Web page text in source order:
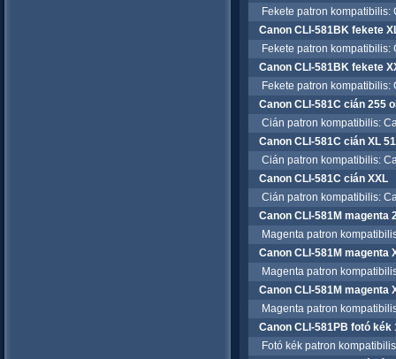
Fekete patron kompatibilis:
Canon CLI-581BK fekete
Fekete patron kompatibilis:
Canon CLI-581BK fekete
Fekete patron kompatibilis:
Canon CLI-581C cián 255
Cián patron kompatibilis:
Canon CLI-581C cián XL
Cián patron kompatibilis:
Canon CLI-581C cián XXL
Cián patron kompatibilis:
Canon CLI-581M magenta
Magenta patron
Canon CLI-581M magenta
Magenta patron
Canon CLI-581M magenta
Magenta patron
Canon CLI-581PB fotó kék
Fotó kék patron